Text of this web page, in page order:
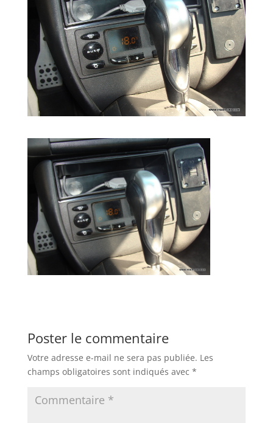
Poster le commentaire
Votre adresse e-mail ne sera pas publiée. Les
champs obligatoires sont indiqués avec *